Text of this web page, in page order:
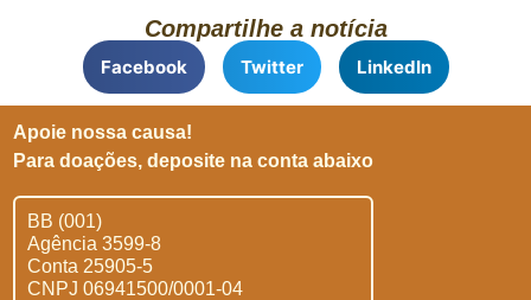
Compartilhe a notícia
Facebook Twitter LinkedIn
Apoie nossa causa!
Para doações, deposite na conta abaixo
BB (001)
Agência 3599-8
Conta 25905-5
CNPJ 06941500/0001-04